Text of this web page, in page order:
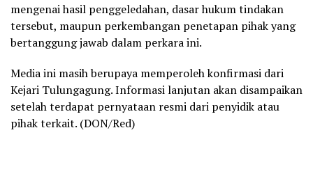
mengenai hasil penggeledahan, dasar hukum tindakan
tersebut, maupun perkembangan penetapan pihak yang
bertanggung jawab dalam perkara ini.
Media ini masih berupaya memperoleh konfirmasi dari
Kejari Tulungagung. Informasi lanjutan akan disampaikan
setelah terdapat pernyataan resmi dari penyidik atau
pihak terkait. (DON/Red)